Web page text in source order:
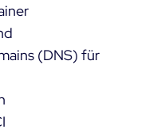
(DNS) für